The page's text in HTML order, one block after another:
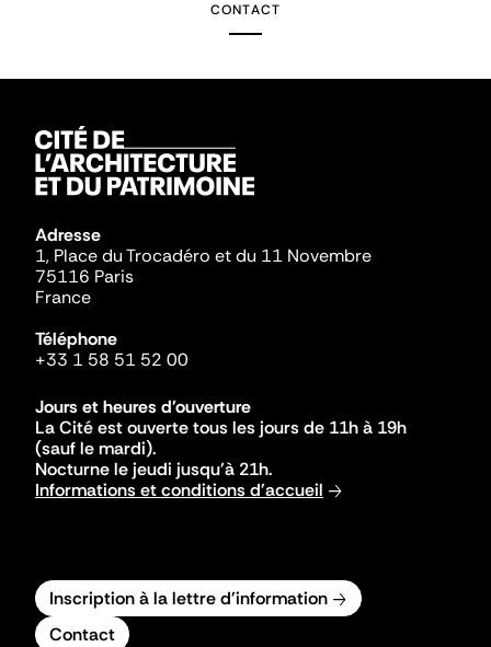
CONTACT
Adresse
1, Place du Trocadéro et du 11 Novembre
75116 Paris
France
Téléphone
+33 1 58 51 52 00
Jours et heures d'ouverture
La Cité est ouverte tous les jours de 11h à 19h
(sauf le mardi).
Nocturne le jeudi jusqu'à 21h.
Informations et conditions d'accueil
Inscription à la lettre d'information
Contact